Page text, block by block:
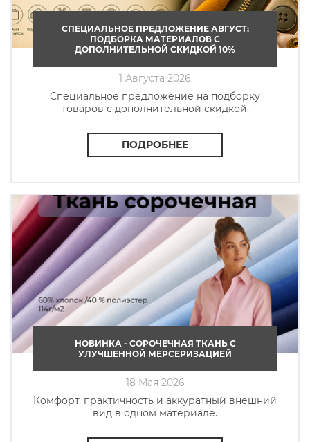
СПЕЦИАЛЬНОЕ ПРЕДЛОЖЕНИЕ АВГУСТ:
ПОДБОРКА МАТЕРИАЛОВ С
ДОПОЛНИТЕЛЬНОЙ СКИДКОЙ 10%
1 Августа 2026
Cпециальное предложение на подборку
товаров с дополнительной скидкой.
ПОДРОБНЕЕ
НОВИНКА - СОРОЧЕЧНАЯ ТКАНЬ C
УЛУЧШЕННОЙ МЕРСЕРИЗАЦИЕЙ
18 Мая 2026
Комфорт, практичность и аккуратный внешний
вид в одном материале.